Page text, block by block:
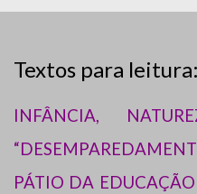
Textos para leitura:
INFÂNCIA,
PÁTIO DA